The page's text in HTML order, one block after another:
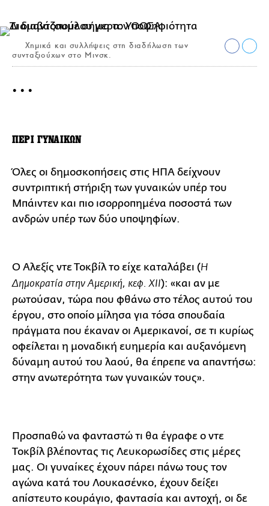
Χημικά και συλλήψεις στη διαδήλωση των
συνταξιούχων στο Μινσκ.
• • •
ΠΕΡΙ ΓΥΝΑΙΚΩΝ
Όλες οι δημοσκοπήσεις στις ΗΠΑ δείχνουν
συντριπτική στήριξη των γυναικών υπέρ του
Μπάιντεν και πιο ισορροπημένα ποσοστά των
ανδρών υπέρ των δύο υποψηφίων.
Ο Αλεξίς ντε Τοκβίλ το είχε καταλάβει (Η
Δημοκρατία στην Αμερική, κεφ. XII): «και αν με
ρωτούσαν, τώρα που φθάνω στο τέλος αυτού του
έργου, στο οποίο μίλησα για τόσα σπουδαία
πράγματα που έκαναν οι Αμερικανοί, σε τι κυρίως
οφείλεται η μοναδική ευημερία και αυξανόμενη
δύναμη αυτού του λαού, θα έπρεπε να απαντήσω:
στην ανωτερότητα των γυναικών τους».
Προσπαθώ να φανταστώ τι θα έγραφε ο ντε
Τοκβίλ βλέποντας τις Λευκορωσίδες στις μέρες
μας. Οι γυναίκες έχουν πάρει πάνω τους τον
αγώνα κατά του Λουκασένκο, έχουν δείξει
απίστευτο κουράγιο, φαντασία και αντοχή, οι δε